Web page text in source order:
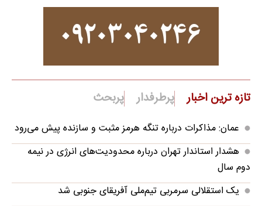
تازه ترین اخبار پرطرفدار پربحث
عمان: مذاکرات درباره تنگه هرمز مثبت و سازنده پیش می‌رود
هشدار استاندار تهران درباره محدودیت‌های انرژی در نیمه
دوم سال
یک استقلالی سرمربی تیم‌ملی آفریقای جنوبی شد